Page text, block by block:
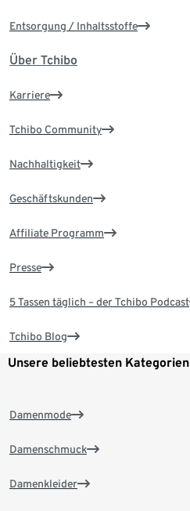
Entsorgung / Inhaltsstoffe
Über Tchibo
Karriere
Tchibo Community
Nachhaltigkeit
Geschäftskunden
Affiliate Programm
Presse
5 Tassen täglich – der Tchibo Podcast
Tchibo Blog
Unsere beliebtesten Kategorien
Damenmode
Damenschmuck
Damenkleider